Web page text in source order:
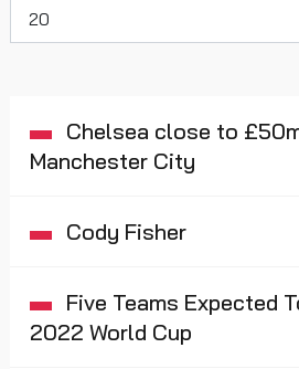
eingeben
Chelsea close to
Manchester City
Cody Fisher
Five Teams Expected
2022 World Cup